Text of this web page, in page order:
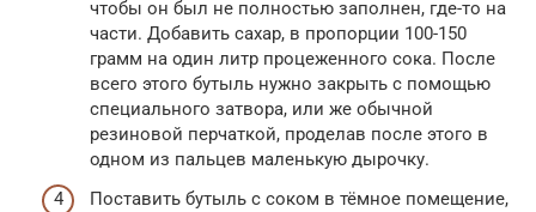
чтобы он был не полностью заполнен, где-то на
части. Добавить сахар, в пропорции 100-150
грамм на один литр процеженного сока. После
всего этого бутыль нужно закрыть с помощью
специального затвора, или же обычной
резиновой перчаткой, проделав после этого в
одном из пальцев маленькую дырочку.
Поставить бутыль с соком в тёмное помещение,